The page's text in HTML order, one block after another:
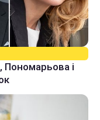
Пономарьова і